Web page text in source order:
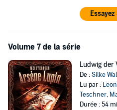
Volume 7 de la série
Ludwig der
De :Silke
Lu par :
Teschner,
Durée : 54